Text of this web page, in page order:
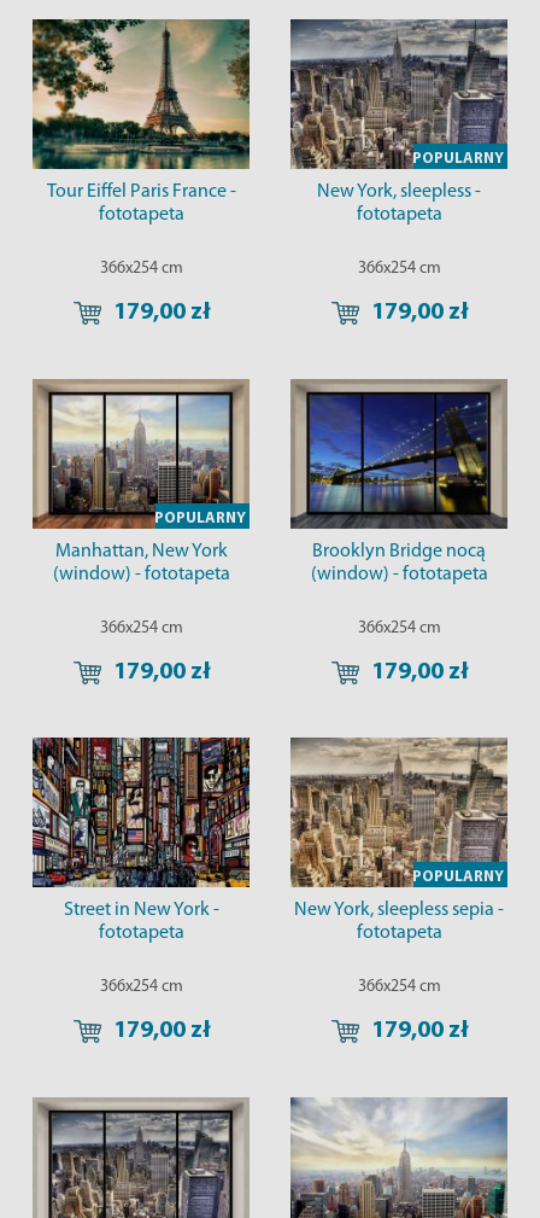
Tour Eiffel Paris France -
fototapeta
366x254 cm
179,00 zł
POPULARNY
New York, sleepless -
fototapeta
366x254 cm
179,00 zł
POPULARNY
Manhattan, New York
(window) - fototapeta
366x254 cm
179,00 zł
Brooklyn Bridge nocą
(window) - fototapeta
366x254 cm
179,00 zł
Street in New York -
fototapeta
366x254 cm
179,00 zł
POPULARNY
New York, sleepless sepia -
fototapeta
366x254 cm
179,00 zł